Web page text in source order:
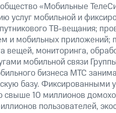
«Мобильные
услуг мобильной и
ТВ-вещания;
и мобильных
вещей, мониторинга,
мобильной связи
бизнеса МТС
базу. Фиксированными
10 миллионов
пользователей,